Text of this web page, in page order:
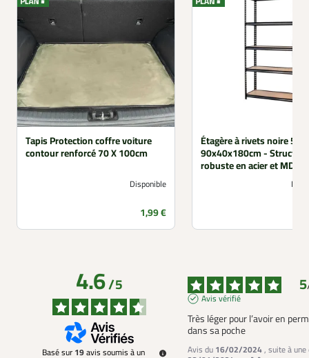
Tapis Protection coffre voiture
contour renforcé 70 X 100cm
Disponible
Prix
1,99 €
Étagère à rivets noire 5
90x40x180cm - Structure
robuste en acier et MDF
Non
4.6/5
Basé sur 19avis soumis à un
5
Avis vérifié
Très léger pour l’avoir en
dans sa poche
Avis du 16/02/2024, suite à une